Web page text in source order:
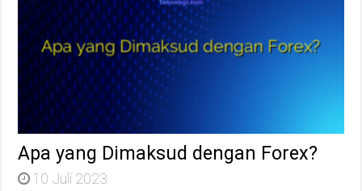
Apa yang Dimaksud dengan Forex?
10 Juli 2023